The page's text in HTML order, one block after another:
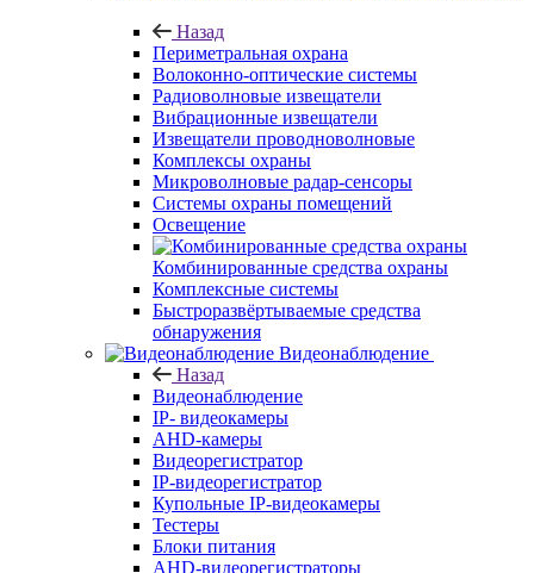
Назад
Периметральная охрана
Волоконно-оптические системы
Радиоволновые извещатели
Вибрационные извещатели
Извещатели проводноволновые
Комплексы охраны
Микроволновые радар-сенсоры
Системы охраны помещений
Освещение
Комбинированные средства охраны
Комплексные системы
Быстроразвёртываемые средства
обнаружения
Видеонаблюдение
Назад
Видеонаблюдение
IP- видеокамеры
AHD-камеры
Видеорегистратор
IP-видеорегистратор
Купольные IP-видеокамеры
Тестеры
Блоки питания
AHD-видеорегистраторы